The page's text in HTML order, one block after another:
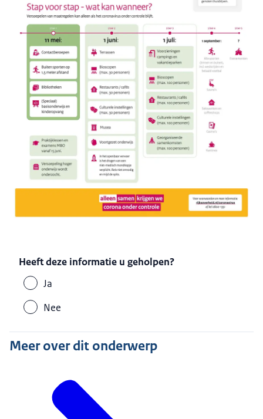
Heeft deze informatie u geholpen?
Ja
Nee
Meer over dit onderwerp